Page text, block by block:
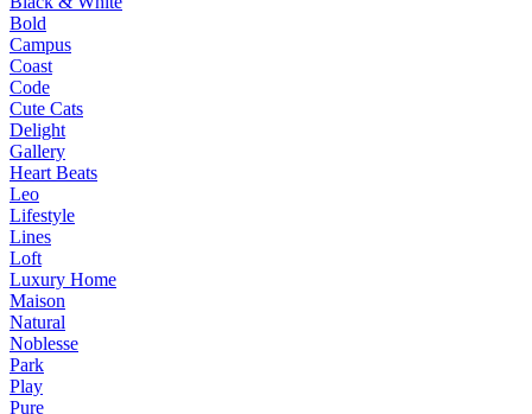
Bold
Campus
Coast
Code
Cute Cats
Delight
Gallery
Heart Beats
Leo
Lifestyle
Lines
Loft
Luxury Home
Maison
Natural
Noblesse
Park
Play
Pure